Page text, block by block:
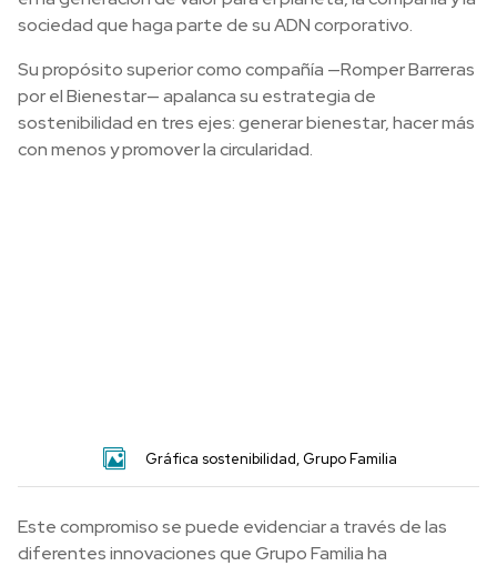
sociedad que haga parte de su ADN corporativo.
Su propósito superior como compañía —Romper Barreras
por el Bienestar— apalanca su estrategia de
sostenibilidad en tres ejes: generar bienestar, hacer más
con menos y promover la circularidad.
Gráfica sostenibilidad, Grupo Familia
Este compromiso se puede evidenciar a través de las
diferentes innovaciones que Grupo Familia ha